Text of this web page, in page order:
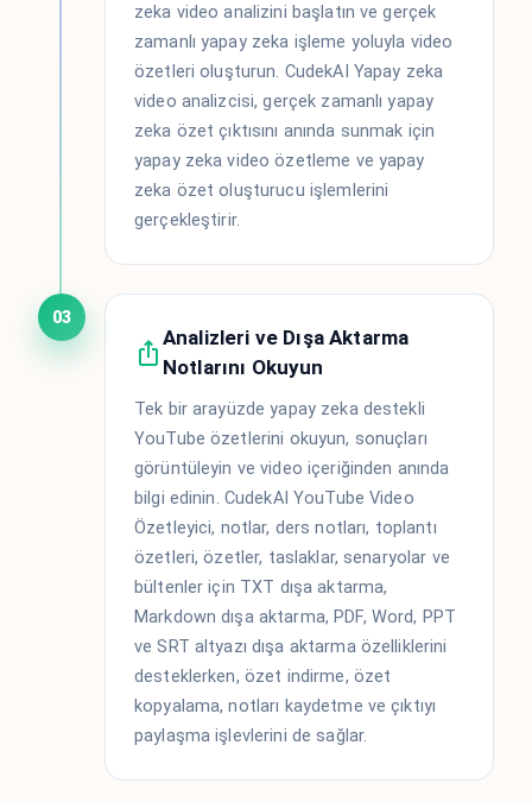
zeka video analizini başlatın ve gerçek
zamanlı yapay zeka işleme yoluyla video
özetleri oluşturun. CudekAI Yapay zeka
video analizcisi, gerçek zamanlı yapay
zeka özet çıktısını anında sunmak için
yapay zeka video özetleme ve yapay
zeka özet oluşturucu işlemlerini
gerçekleştirir.
03
Analizleri ve Dışa Aktarma
Notlarını Okuyun
Tek bir arayüzde yapay zeka destekli
YouTube özetlerini okuyun, sonuçları
görüntüleyin ve video içeriğinden anında
bilgi edinin. CudekAI YouTube Video
Özetleyici, notlar, ders notları, toplantı
özetleri, özetler, taslaklar, senaryolar ve
bültenler için TXT dışa aktarma,
Markdown dışa aktarma, PDF, Word, PPT
ve SRT altyazı dışa aktarma özelliklerini
desteklerken, özet indirme, özet
kopyalama, notları kaydetme ve çıktıyı
paylaşma işlevlerini de sağlar.